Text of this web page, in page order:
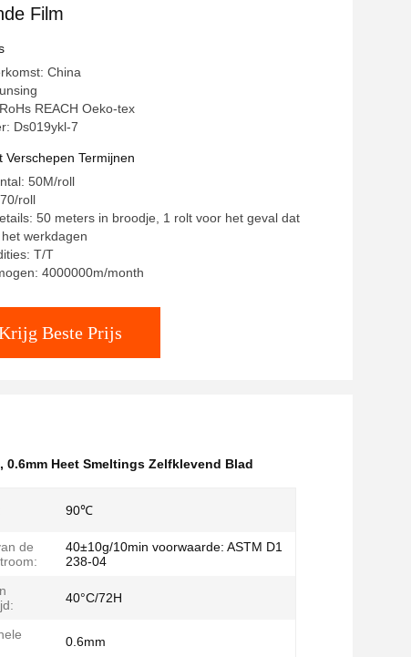
Film
China
REACH Oeko-tex
Ds019ykl-7
Verschepen Termijnen
50M/roll
roll
50 meters in broodje, 1 rolt voor het geval dat
werkdagen
T/T
4000000m/month
Beste Prijs
, 0.6mm Heet Smeltings Zelfklevend Blad
90℃
de
40±10g/10min voorwaarde: ASTM D1
238-04
40°C/72H
0.6mm